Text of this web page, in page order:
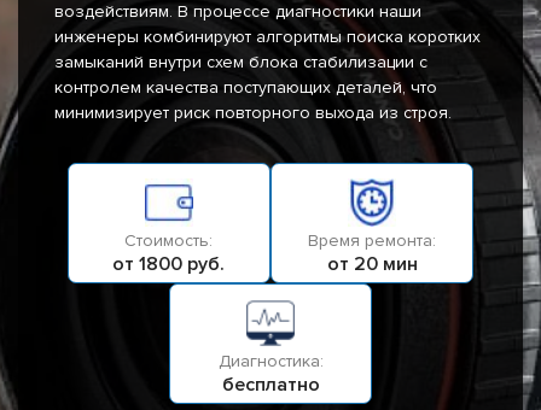
воздействиям. В процессе диагностики наши
инженеры комбинируют алгоритмы поиска коротких
замыканий внутри схем блока стабилизации с
контролем качества поступающих деталей, что
минимизирует риск повторного выхода из строя.
Стоимость:
от 1800 руб.
Время ремонта:
от 20 мин
Диагностика:
бесплатно